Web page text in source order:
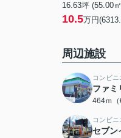
16.63坪 (55.00
10.5万円
周辺施設
コンビ
ファミ
464ｍ（
コンビ
セブン